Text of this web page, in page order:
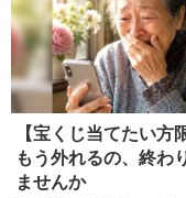
【宝くじ当てたい方
もう外れるの、終わ
ませんか